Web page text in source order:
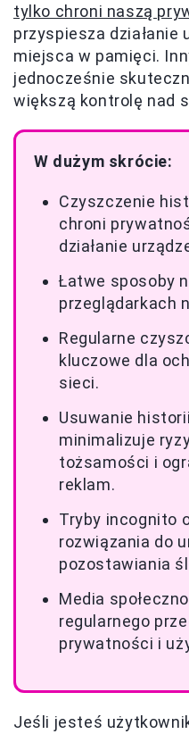
tylko chroni naszą
przyspiesza działanie
miejsca w pamięci.
jednocześnie
większą kontrolę nad
W dużym skrócie:
Czyszczenie
chroni
działanie
Łatwe sposoby
przeglądarkach
Regularne
kluczowe dla
sieci.
Usuwanie
minimalizuje
tożsamości i
reklam.
Tryby incognito
rozwiązania do
pozostawiania
Media
regularnego
prywatności i
Jeśli jesteś